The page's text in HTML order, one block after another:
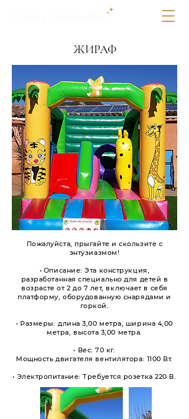
ЖИРАФ
Пожалуйста, прыгайте и скользите с
энтузиазмом!
• Описание: Эта конструкция,
разработанная специально для детей в
возрасте от 2 до 7 лет, включает в себя
платформу, оборудованную снарядами и
горкой.
• Размеры: длина 3,00 метра, ширина 4,00
метра, высота 3,00 метра.
• Вес: 70 кг.
Мощность двигателя вентилятора: 1100 Вт.
• Электропитание: Требуется розетка 220 В.